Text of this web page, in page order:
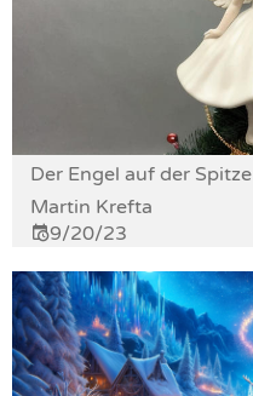
Der Engel auf der Spitze
Martin Krefta
9/20/23